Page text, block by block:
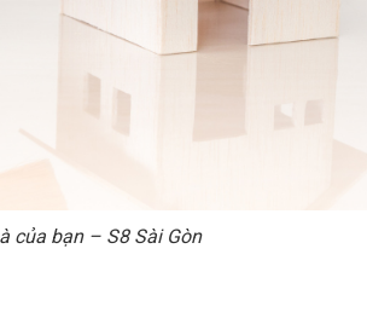
của bạn – S8 Sài Gòn